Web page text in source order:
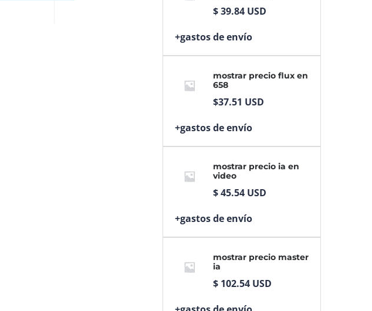
$39.84 USD
+gastos de envío
mostrar precio flux en
658
$37.51 USD
+gastos de envío
mostrar precio ia en
video
$45.54 USD
+gastos de envío
mostrar precio master
ia
$ 102.54 USD